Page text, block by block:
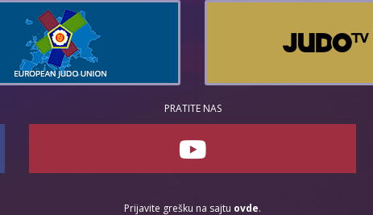
PRATITE NAS
Prijavite grešku na sajtu ovde.